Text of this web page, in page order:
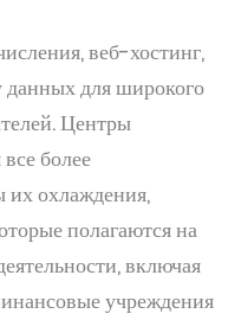
веб-хостинг,
данных для широкого
Центры
более
охлаждения,
полагаются на
включая
учреждения